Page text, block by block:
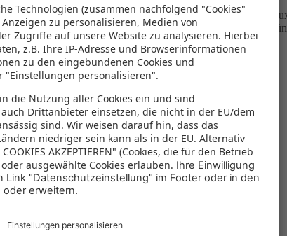
Strandtage in Hurghada, Tauchen am Roten Meer oder
Wärme bieten. Low-Season-Deals, weniger Touristen,